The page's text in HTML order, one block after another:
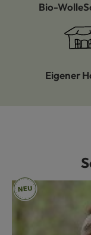
Bio-Wolle
Eigener
Produktgalerie